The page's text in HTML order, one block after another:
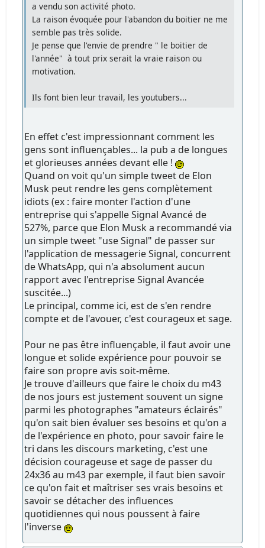
a vendu son activité photo.
La raison évoquée pour l'abandon du boitier ne me
semble pas très solide.
Je pense que l'envie de prendre " le boitier de
l'année" à tout prix serait la vraie raison ou
motivation.
Ils font bien leur travail, les youtubers...
En effet c'est impressionnant comment les
gens sont influençables... la pub a de longues
et glorieuses années devant elle !
Quand on voit qu'un simple tweet de Elon
Musk peut rendre les gens complètement
idiots (ex : faire monter l'action d'une
entreprise qui s'appelle Signal Avancé de
527%, parce que Elon Musk a recommandé via
un simple tweet "use Signal" de passer sur
l'application de messagerie Signal, concurrent
de WhatsApp, qui n'a absolument aucun
rapport avec l'entreprise Signal Avancée
suscitée...)
Le principal, comme ici, est de s'en rendre
compte et de l'avouer, c'est courageux et sage.
Pour ne pas être influençable, il faut avoir une
longue et solide expérience pour pouvoir se
faire son propre avis soit-même.
Je trouve d'ailleurs que faire le choix du m43
de nos jours est justement souvent un signe
parmi les photographes "amateurs éclairés"
qu'on sait bien évaluer ses besoins et qu'on a
de l'expérience en photo, pour savoir faire le
tri dans les discours marketing, c'est une
décision courageuse et sage de passer du
24x36 au m43 par exemple, il faut bien savoir
ce qu'on fait et maîtriser ses vrais besoins et
savoir se détacher des influences
quotidiennes qui nous poussent à faire
l'inverse